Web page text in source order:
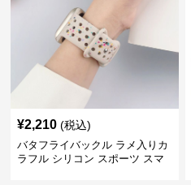
¥2,210 (税込)
バタフライバックル ラメ入りカ
ラフル シリコン スポーツ スマ